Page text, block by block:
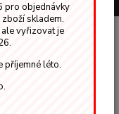
RAL 1034 krycí barva
RAL 1034
pro objednávky
skladem.
vyřizovat je
příjemné léto.